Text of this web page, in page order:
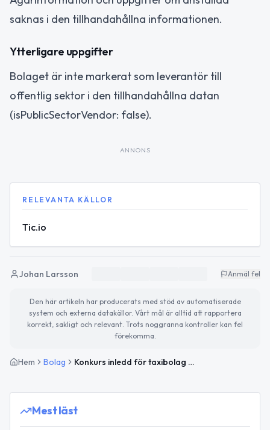
saknas i den tillhandahållna informationen.
Ytterligare uppgifter
Bolaget är inte markerat som leverantör till
offentlig sektor i den tillhandahållna datan
(isPublicSectorVendor: false).
ANNONS
RELEVANTA KÄLLOR
Tic.io
Johan Larsson Anmäl fel
Den här artikeln har producerats med stöd av automatiserade
system och externa datakällor. Vårt mål är alltid att rapportera
korrekt, sakligt och relevant. Trots noggranna kontroller kan fel
förekomma.
Hem Bolag Konkurs inledd för taxibolag registrerat i Malmö
Mest läst